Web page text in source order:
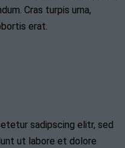
Cras turpis urna,
erat.
sadipscing elitr, sed
ut labore et dolore